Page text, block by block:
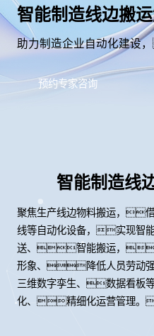
智能制造线边搬
助力制造企业自动化建设
预约专家咨询
智能制造线
聚焦生产线边物料搬运，
线等自动化设备，实现智
送、智能搬运，
形象、降低人员劳动
三维数字孪生、数据看板
化、精细化运营管理